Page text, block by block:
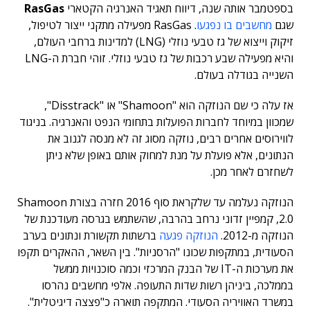
בספטמבר אותה שנה, דיווח תאגיד האנרגיה הקטארי RasGas
שגם מחשבים בו נפגעו
. RasGas מפעילה מתקני ייצור לטיפול,
זיקוק וייצוא של גז טבעי נוזלי (LNG) למדינות ברחבי העולם,
והיא מפעילה שבע רכבות של גז טבעי נוזלי. זוהי חברת ה-LNG
השנייה בגודלה בעולם.
אז עלה כי שם הנוזקה הוא "Shamoon" או "Disstrack",
שמכוון במיוחד לחברות הפועלות בתחומי הנפט והאנרגיה. בניגוד
לווירוסים אחרים רבים, נוזקה מסוג זה לא מנסה לגנוב את
הנתונים, אלא פועלת על מנת למחוק אותם באופן שלא ניתן
לשחזרם לאחר מכן.
הנוזקה נעלמה עד שלקראת סוף 2016 חזרה בצורת Shamoon
2.0, קמפיין זדוני נרחב בהרבה, שהשתמש בגרסה מעודכנת של
הנוזקה מ-2012.
הנוזקה פגעה ברשתות תקשורת ונתונים בערב
הסעודית, במתקפות שכונו "הרסניות". בין השאר, ההאקרים תקפו
את מערכות ה-IT של הבנק המרכזי וכמה סוכנויות ממשל
בממלכה, ביניהן רשות שדות התעופה. אלפי מחשבים נהרסו
במשרד האוויריה הסעודי. המתקפה תוארה כ"פצצה דיגיטלית".